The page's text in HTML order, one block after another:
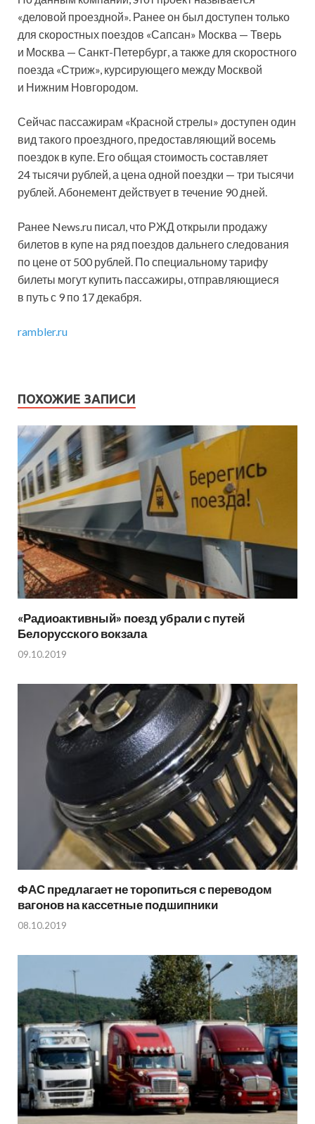
«деловой проездной». Ранее он был доступен только
для скоростных поездов «Сапсан» Москва — Тверь
и Москва — Санкт-Петербург, а также для скоростного
поезда «Стриж», курсирующего между Москвой
и Нижним Новгородом.
Сейчас пассажирам «Красной стрелы» доступен один
вид такого проездного, предоставляющий восемь
поездок в купе. Его общая стоимость составляет
24 тысячи рублей, а цена одной поездки — три тысячи
рублей. Абонемент действует в течение 90 дней.
Ранее News.ru писал, что РЖД открыли продажу
билетов в купе на ряд поездов дальнего следования
по цене от 500 рублей. По специальному тарифу
билеты могут купить пассажиры, отправляющиеся
в путь с 9 по 17 декабря.
rambler.ru
ПОХОЖИЕ ЗАПИСИ
«Радиоактивный» поезд убрали с путей
Белорусского вокзала
09.10.2019
ФАС предлагает не торопиться с переводом
вагонов на кассетные подшипники
08.10.2019